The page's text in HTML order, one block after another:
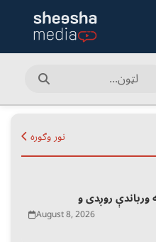
نور وګوره
روږدی و
August 8, 2026